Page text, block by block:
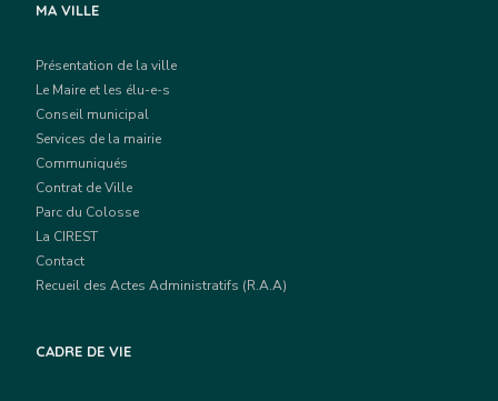
MA VILLE
Présentation de la ville
Le Maire et les élu-e-s
Conseil municipal
Services de la mairie
Communiqués
Contrat de Ville
Parc du Colosse
La CIREST
Contact
Recueil des Actes Administratifs (R.A.A)
CADRE DE VIE